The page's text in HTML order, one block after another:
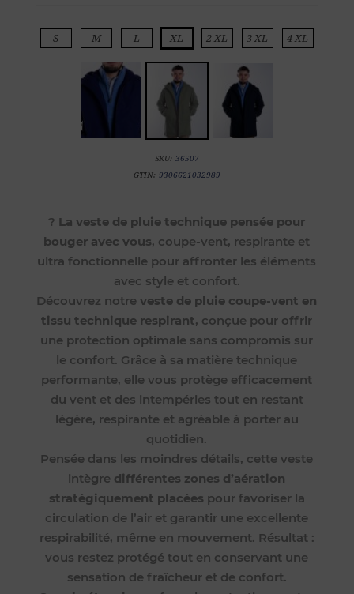
S M L XL 2 XL 3 XL 4 XL
SKU: 36507
GTIN: 9306621032989
? La veste de pluie technique pensée pour
bouger avec vous, coupe-vent, respirante et
ultra fonctionnelle pour affronter les éléments
avec style et confort.
Découvrez notreveste de pluie coupe-vent en
tissu technique respirant, conçue pour offrir
une protection optimale sans compromis sur
le confort. Grâce à sa matière technique
performante, elle vous protège efficacement
du vent et des intempéries tout en restant
légère, respirante et agréable à porter au
quotidien.
Pensée dans les moindres détails, cette veste
intègre différentes zones d’aération
stratégiquement placées pour favoriser la
circulation de l’air et garantir une excellente
respirabilité, même en mouvement. Résultat :
vous restez protégé tout en conservant une
sensation de fraîcheur et de confort.